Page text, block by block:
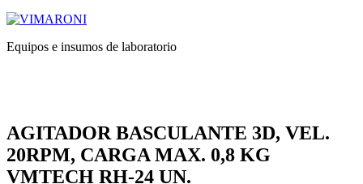
Equipos e insumos de laboratorio
AGITADOR BASCULANTE 3D, VEL.
20RPM, CARGA MAX. 0,8 KG
VMTECH RH-24 UN.